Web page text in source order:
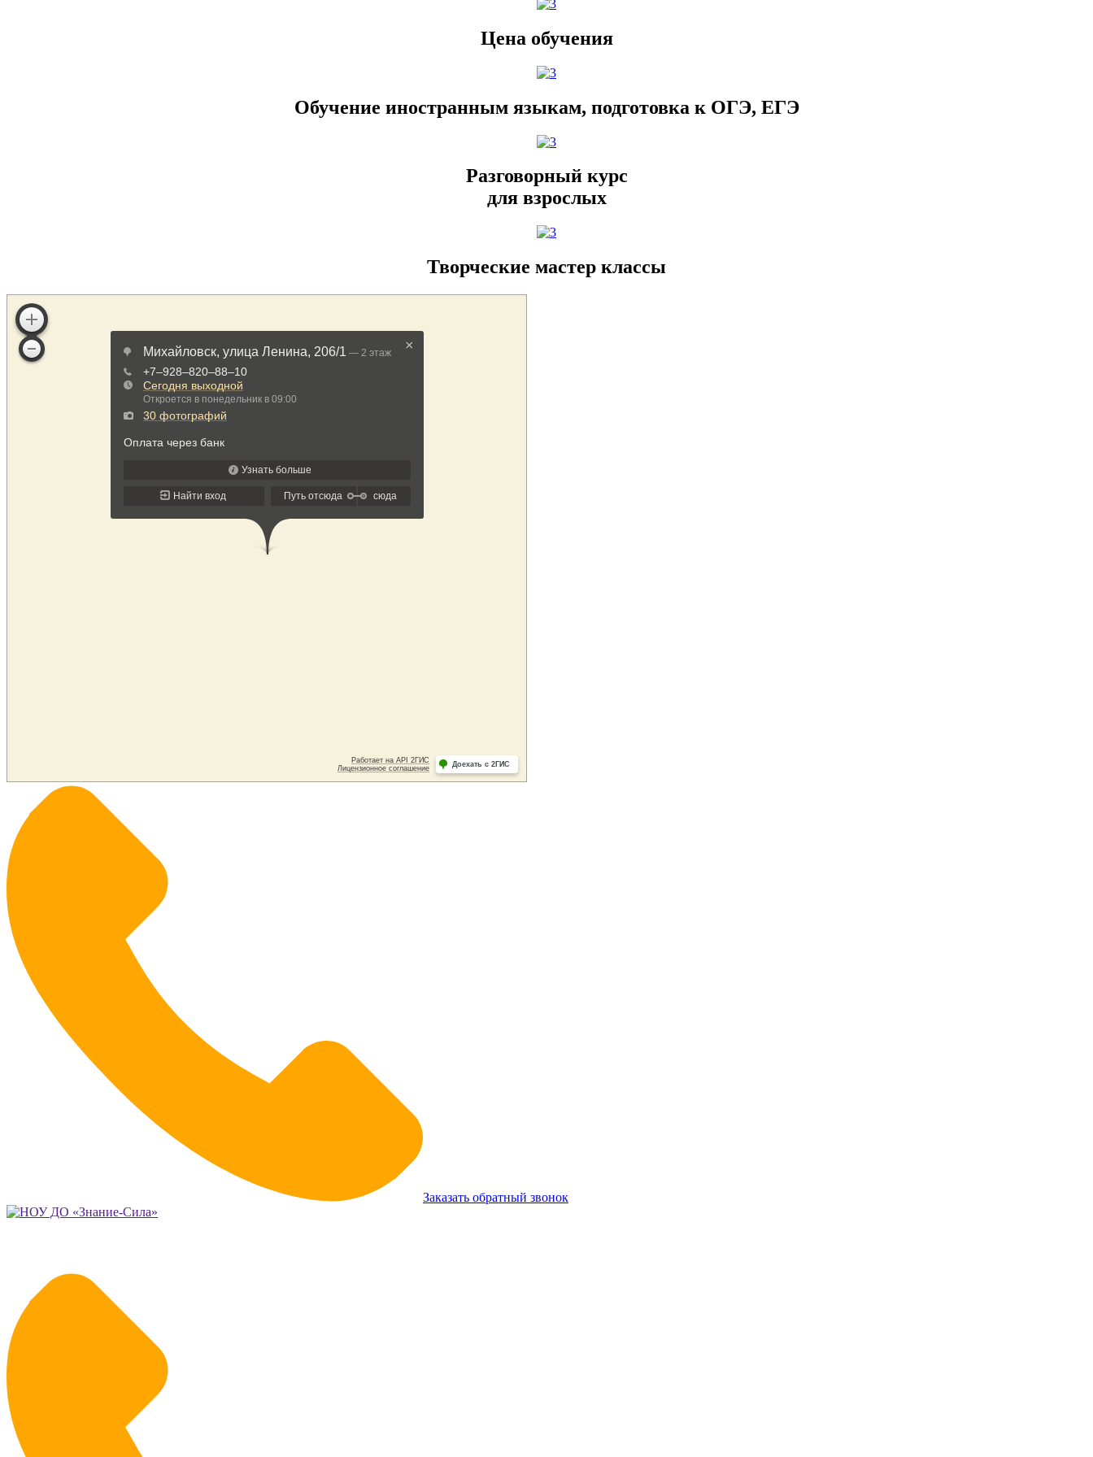
Цена обучения
Обучение иностранным языкам, подготовка к ОГЭ, ЕГЭ
Разговорный курс
для взрослых
Творческие мастер классы
Заказать обратный звонок